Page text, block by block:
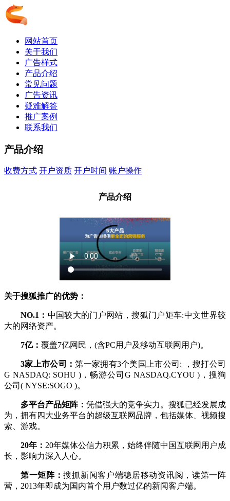
网站首页
关于我们
广告样式
产品介绍
常见问题
广告资讯
疑难解答
推广案例
联系我们
产品介绍
收费方式 开户资质 开户时间 账户操作
产品介绍
关于搜狐推广的优势：
NO.1： 中国较大的门户网站，搜狐门户矩车:中文世界较
大的网络资产。
7亿： 覆盖7亿网民，(含PC用户及移动互联网用户)。
3家上市公司：第一家拥有3个美国上市公司: ，搜打公司
G NASDAQ: SOHU )，畅游公司G NASDAQ.CYOU )，搜狗
公司( NYSE:SOGO )。
多平台产品矩阵： 凭借强大的竞争实力。搜狐已经发展成
为，拥有四大业务平台的超级互联网品牌，包括媒体、视频搜
索、游戏。
20年： 20年媒体公信力积累，始终伴随中国互联网用户成
长，影响力深入人心。
第一矩阵：搜抓新闻客户端稳居移动资讯阅，读第一阵
营，2013年即成为国内首个用户数过亿的新闻客户端。